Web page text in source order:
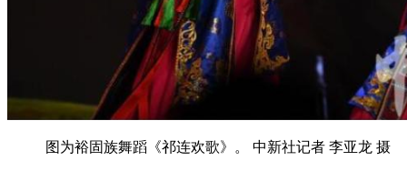
图为裕固族舞蹈《祁连欢歌》。 中新社记者 李亚龙 摄